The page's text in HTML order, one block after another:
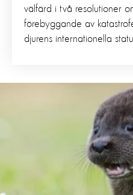
välfärd i två resolutioner
förebyggande av
djurens internationella